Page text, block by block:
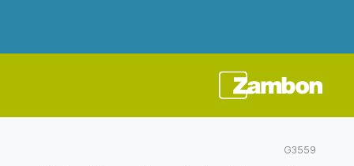
G3559